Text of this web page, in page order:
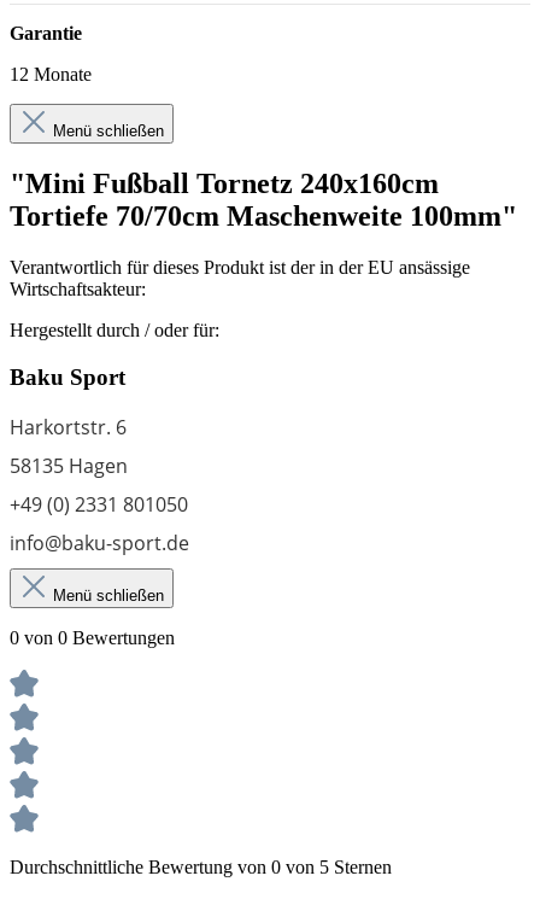
Garantie
12 Monate
Menü schließen
"Mini Fußball Tornetz 240x160cm
Tortiefe 70/70cm Maschenweite 100mm"
Verantwortlich für dieses Produkt ist der in der EU ansässige
Wirtschaftsakteur:
Hergestellt durch / oder für:
Baku Sport
Harkortstr. 6
58135 Hagen
+49 (0) 2331 801050
info@baku-sport.de
Menü schließen
0 von 0 Bewertungen
Durchschnittliche Bewertung von 0 von 5 Sternen